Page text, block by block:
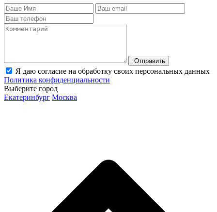
Отправить
Я даю согласие на обработку своих персональных данных
Политика конфиденциальности
Выберите город
Екатеринбург Москва